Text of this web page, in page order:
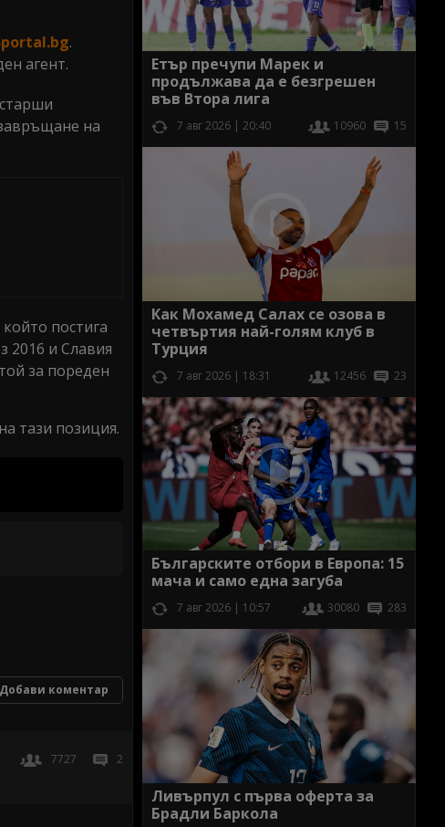
.
агент.
на
постига
2016 и Славия
за пореден
тази позиция.
Добави коментар
7727 2
Етър пречупи Марек и
продължава да е безгрешен
във Втора лига
7 авг 2026 | 20:40 10960 15
Как Мохамед Салах се озова в
четвъртия най-голям клуб в
Турция
7 авг 2026 | 18:31 12456 23
Българските отбори в Европа: 15
мача и само една загуба
7 авг 2026 | 10:57 30080 283
Ливърпул с първа оферта за
Брадли Баркола